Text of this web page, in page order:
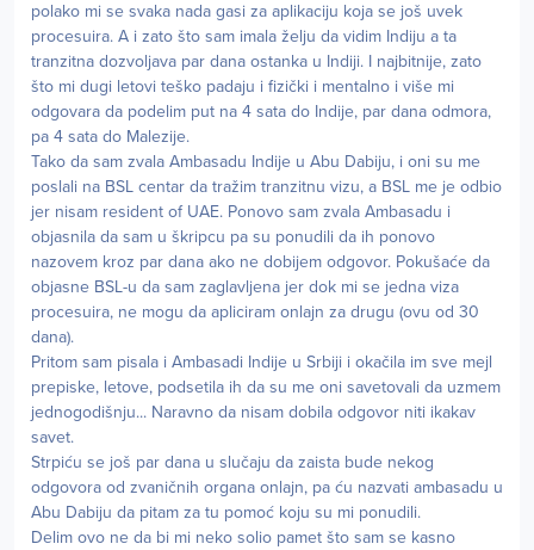
polako mi se svaka nada gasi za aplikaciju koja se još uvek
procesuira. A i zato što sam imala želju da vidim Indiju a ta
tranzitna dozvoljava par dana ostanka u Indiji. I najbitnije, zato
što mi dugi letovi teško padaju i fizički i mentalno i više mi
odgovara da podelim put na 4 sata do Indije, par dana odmora,
pa 4 sata do Malezije.
Tako da sam zvala Ambasadu Indije u Abu Dabiju, i oni su me
poslali na BSL centar da tražim tranzitnu vizu, a BSL me je odbio
jer nisam resident of UAE. Ponovo sam zvala Ambasadu i
objasnila da sam u škripcu pa su ponudili da ih ponovo
nazovem kroz par dana ako ne dobijem odgovor. Pokušaće da
objasne BSL-u da sam zaglavljena jer dok mi se jedna viza
procesuira, ne mogu da apliciram onlajn za drugu (ovu od 30
dana).
Pritom sam pisala i Ambasadi Indije u Srbiji i okačila im sve mejl
prepiske, letove, podsetila ih da su me oni savetovali da uzmem
jednogodišnju... Naravno da nisam dobila odgovor niti ikakav
savet.
Strpiću se još par dana u slučaju da zaista bude nekog
odgovora od zvaničnih organa onlajn, pa ću nazvati ambasadu u
Abu Dabiju da pitam za tu pomoć koju su mi ponudili.
Delim ovo ne da bi mi neko solio pamet što sam se kasno